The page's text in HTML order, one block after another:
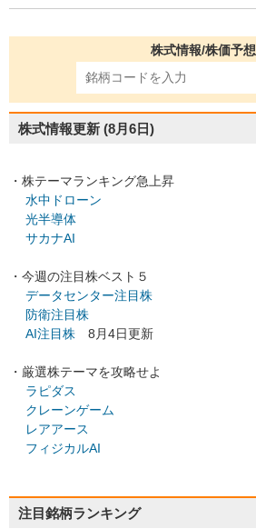
株式情報/株価予想
株式情報更新 (8月6日)
・株テーマランキング急上昇
水中ドローン
光半導体
サカナAI
・今週の注目株ベスト５
データセンター注目株
防衛注目株
AI注目株 8月4日更新
・厳選株テーマを攻略せよ
ラピダス
クレーンゲーム
レアアース
フィジカルAI
注目銘柄ランキング